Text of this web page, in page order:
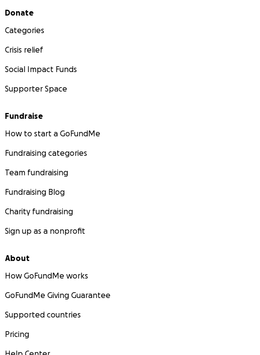
Secondary menu
Donate
Categories
Crisis relief
Social Impact Funds
Supporter Space
Fundraise
How to start a GoFundMe
Fundraising categories
Team fundraising
Fundraising Blog
Charity fundraising
Sign up as a nonprofit
About
How GoFundMe works
GoFundMe Giving Guarantee
Supported countries
Pricing